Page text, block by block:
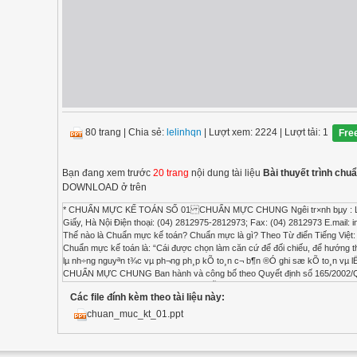
80 trang Chia sẻ: lelinhqn | Lượt xem: 2224 | Lượt tải: 1
Bạn đang xem trước 20 trang nội dung tài liệu Bài thuyết trình
DOWNLOAD ở trên
* CHUẨN MỰC KẾ TOÁN SỐ 01 CHUẨN MỰC CHUNG Ng­êi tr×nh bµy :
Giấy, Hà Nội Điện thoại: (04) 2812975-2812973; Fax: (04) 2812973 E.mail:
Các file đính kèm theo tài liệu này:
chuan_muc_kt_01.ppt